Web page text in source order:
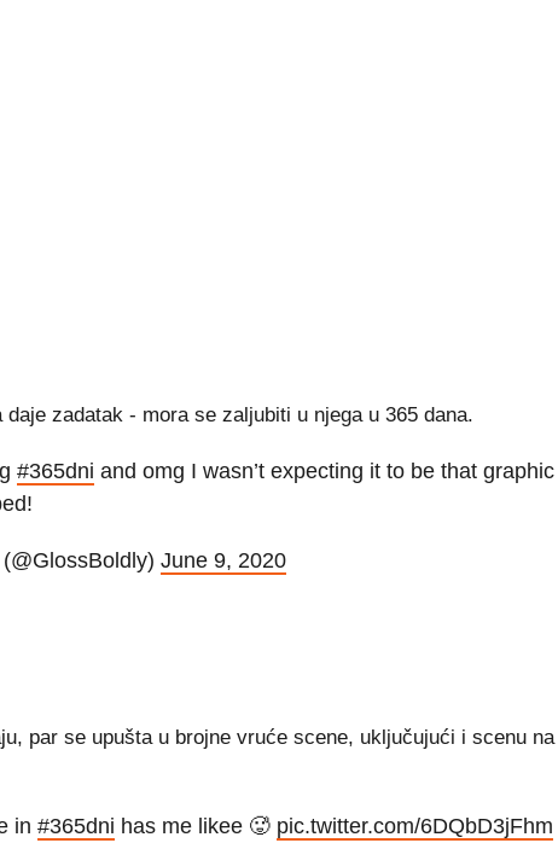
daje zadatak - mora se zaljubiti u njega u 365 dana.
#365dni and omg I wasn’t expecting it to be that
June 9, 2020
par se upušta u brojne vruće scene, uključujući i scenu
in #365dni has me likee 🥵 pic.twitter.com/6DQbD3jFhm